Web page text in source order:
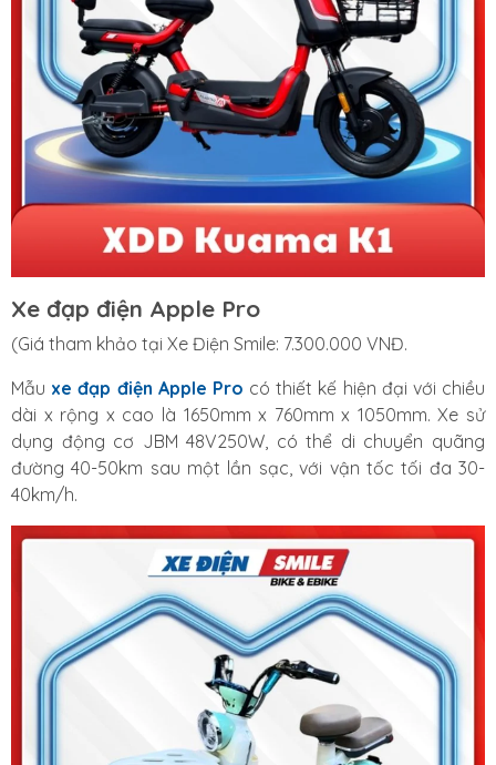
Xe đạp điện Apple Pro
(Giá tham khảo tại Xe Điện Smile: 7.300.000 VNĐ.
Mẫu xe đạp điện Apple Pro có thiết kế hiện đại với chiều
dài x rộng x cao là 1650mm x 760mm x 1050mm. Xe sử
dụng động cơ JBM 48V250W, có thể di chuyển quãng
đường 40-50km sau một lần sạc, với vận tốc tối đa 30-
40km/h.